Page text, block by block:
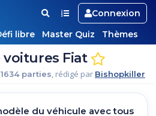
Connexion
libre Master Quiz Thèmes
voitures Fiat
1634 parties, rédigé par Bishopkiller
du véhicule avec tous